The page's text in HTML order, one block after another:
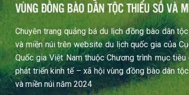
Chuyên trang quảng bá du lịch đồng bào dân
và miền núi trên website du lịch quốc gia của
Quốc gia Việt Nam thuộc Chương trình mục tiêu
phát triển kinh tế – xã hội vùng đồng bào dân
và miền núi năm 2024